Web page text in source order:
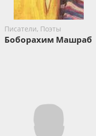
Писатели, Поэты
Боборахим Машраб